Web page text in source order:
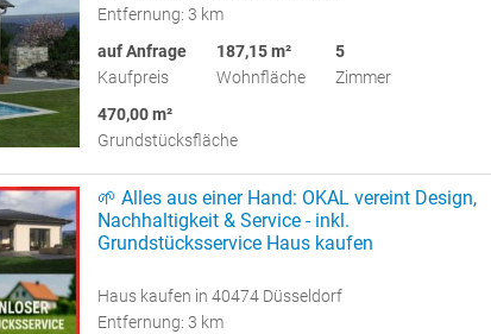
Entfernung: 3 km
auf Anfrage
Kaufpreis
187,15 m²
Wohnfläche
5
Zimmer
470,00 m²
Grundstücksfläche
🌱 Alles aus einer Hand: OKAL vereint Design,
Nachhaltigkeit & Service - inkl.
Grundstücksservice Haus kaufen
Haus kaufen in 40474 Düsseldorf
Entfernung: 3 km